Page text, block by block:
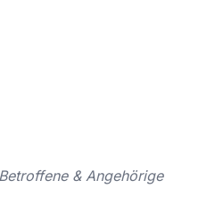
& Angehörige